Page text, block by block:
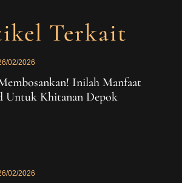
Terkait
02/2026
Inilah Manfaat
Untuk Khitanan Depok
02/2026